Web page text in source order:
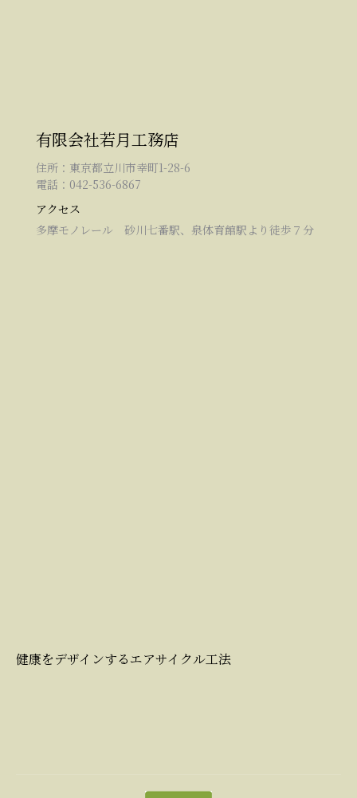
有限会社若月工務店
住所：東京都立川市幸町1-28-6
電話：042-536-6867
アクセス
多摩モノレール 砂川七番駅、泉体育館駅より徒歩７分
健康をデザインするエアサイクル工法